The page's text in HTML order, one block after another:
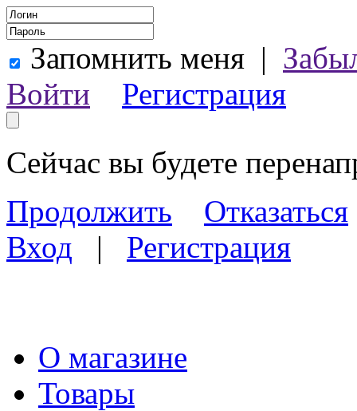
Запомнить меня |
Войти
Регистрация
Сейчас вы будете
Продолжить
Отказаться
Вход | Регистрация
О магазине
Товары